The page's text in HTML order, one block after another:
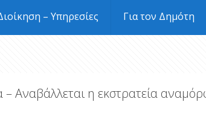
– Υπηρεσίες Για τον Δημότη
Αναβάλλεται η εκστρατεία